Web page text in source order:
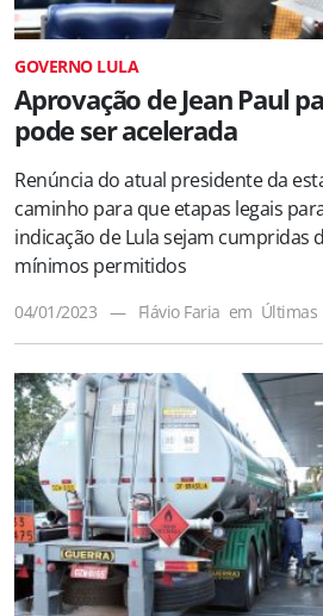
GOVERNO LULA
Aprovação de Jean Paul
pode ser acelerada
Renúncia do atual presidente da
caminho para que etapas legais
indicação de Lula sejam cumpridas
mínimos permitidos
04/01/2023 — Flávio Faria em Últimas